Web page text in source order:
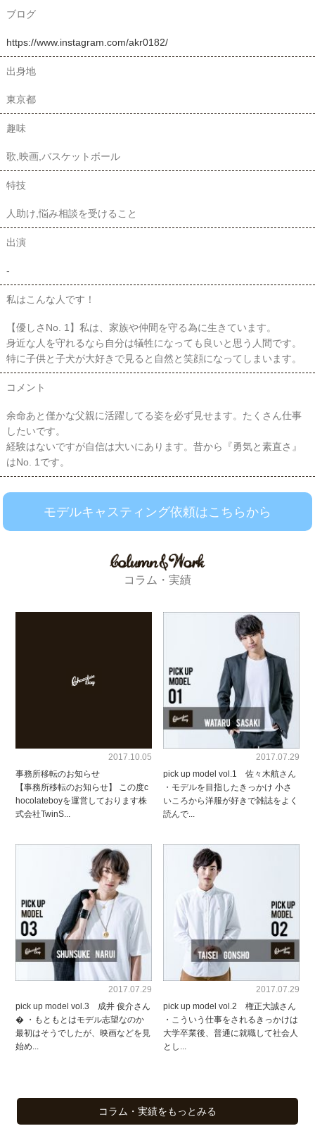
ブログ
https://www.instagram.com/akr0182/
出身地
東京都
趣味
歌,映画,バスケットボール
特技
人助け,悩み相談を受けること
出演
-
私はこんな人です！
【優しさNo. 1】私は、家族や仲間を守る為に生きています。
身近な人を守れるなら自分は犠牲になっても良いと思う人間です。
特に子供と子犬が大好きで見ると自然と笑顔になってしまいます。
コメント
余命あと僅かな父親に活躍してる姿を必ず見せます。たくさん仕事
したいです。
経験はないですが自信は大いにあります。昔から『勇気と素直さ』
はNo. 1です。
モデルキャスティング依頼はこちらから
コラム・実績
2017.10.05
事務所移転のお知らせ
【事務所移転のお知らせ】 この度c
hocolateboyを運営しております株
式会社TwinS...
2017.07.29
pick up model vol.1 佐々木航さん
・モデルを目指したきっかけ 小さ
いころから洋服が好きで雑誌をよく
読んで...
2017.07.29
pick up model vol.3 成井 俊介さん
� ・もともとはモデル志望なのか
最初はそうでしたが、映画などを見
始め...
2017.07.29
pick up model vol.2 権正大誠さん
・こういう仕事をされるきっかけは
大学卒業後、普通に就職して社会人
とし...
コラム・実績をもっとみる